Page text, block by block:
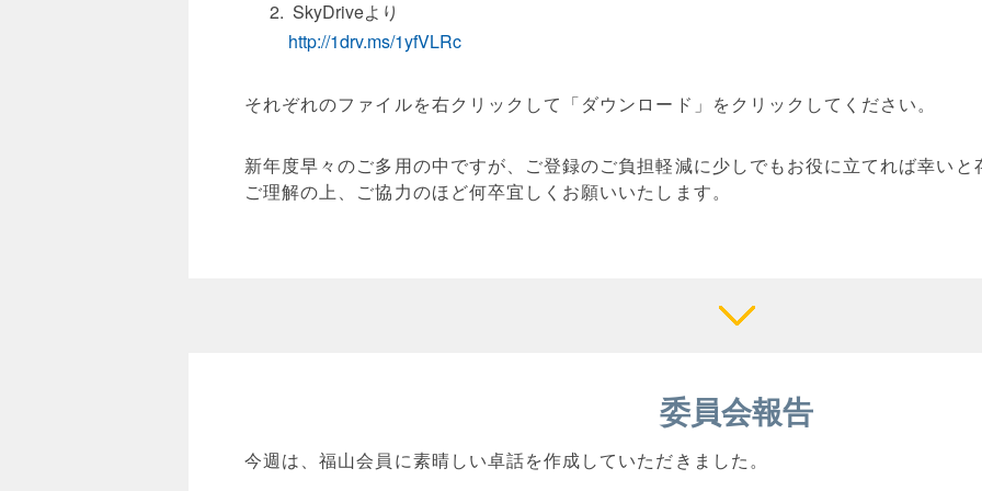
SkyDriveより
http://1drv.ms/1yfVLRc
それぞれのファイルを右クリックして「ダウンロード」をクリックしてください。
新年度早々のご多用の中ですが、ご登録のご負担軽減に少しでもお役に立てれば幸いと
ご理解の上、ご協力のほど何卒宜しくお願いいたします。
委員会報告
今週は、福山会員に素晴しい卓話を作成していただきました。